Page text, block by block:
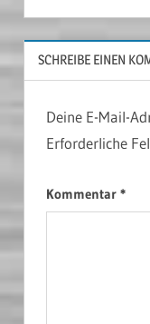
SCHREIBE EINEN
Deine E-Mail-
Erforderliche
Kommentar *